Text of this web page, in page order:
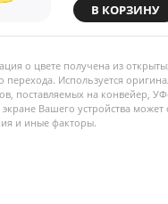
В КОРЗИНУ
о цвете получена из
перехода. Используется
поставляемых на конвейер,
экране Вашего устройства
и иные факторы.